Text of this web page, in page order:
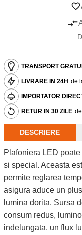
TRANSPORT
LIVRARE IN 24H de
IMPORTATOR
RETUR IN 30 ZILE
DESCRIERE
Plafoniera LED
si special. Aceasta
permite reglarea
asigura aduce un
lumina dorita. Sursa
consum redus,
indelungata. un flux